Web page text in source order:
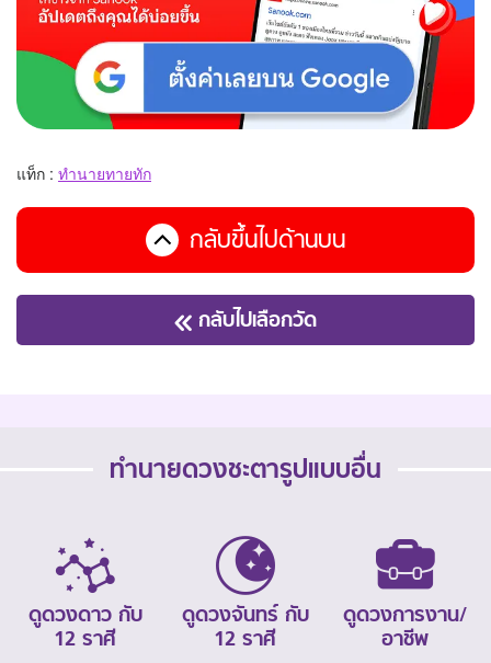
แท็ก : ทำนายทายทัก
กลับขึ้นไปด้านบน
กลับไปเลือกวัด
ทำนายดวงชะตารูปแบบอื่น
ดูดวงดาว กับ
12 ราศี
ดูดวงจันทร์ กับ
12 ราศี
ดูดวงการงาน/
อาชีพ